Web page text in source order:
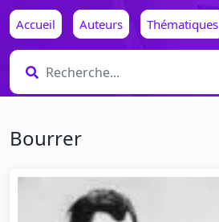
Accueil Auteurs Thématiques
Bourrer